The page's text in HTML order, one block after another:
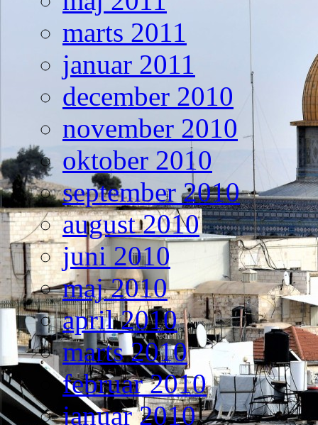
marts 2011
januar 2011
december 2010
november 2010
oktober 2010
september 2010
august 2010
juni 2010
maj 2010
april 2010
marts 2010
februar 2010
januar 2010